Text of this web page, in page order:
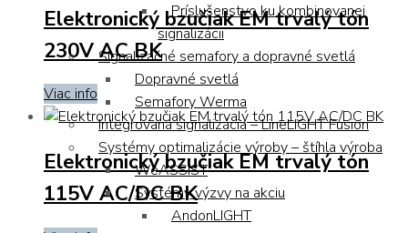
Príslušenstvo ku kombinovanej
signalizácii
Signalizačné semafory a dopravné svetlá
Dopravné svetlá
Semafory Werma
Integrovaná signalizácia – LineLIGHT Fusion
Systémy optimalizácie výroby – štíhla výroba
WeASSIST
Systémy výzvy na akciu
AndonLIGHT
Elektronický bzučiak EM trvalý tón
230V AC BK
Viac info
Elektronický bzučiak EM trvalý tón
115V AC/DC BK